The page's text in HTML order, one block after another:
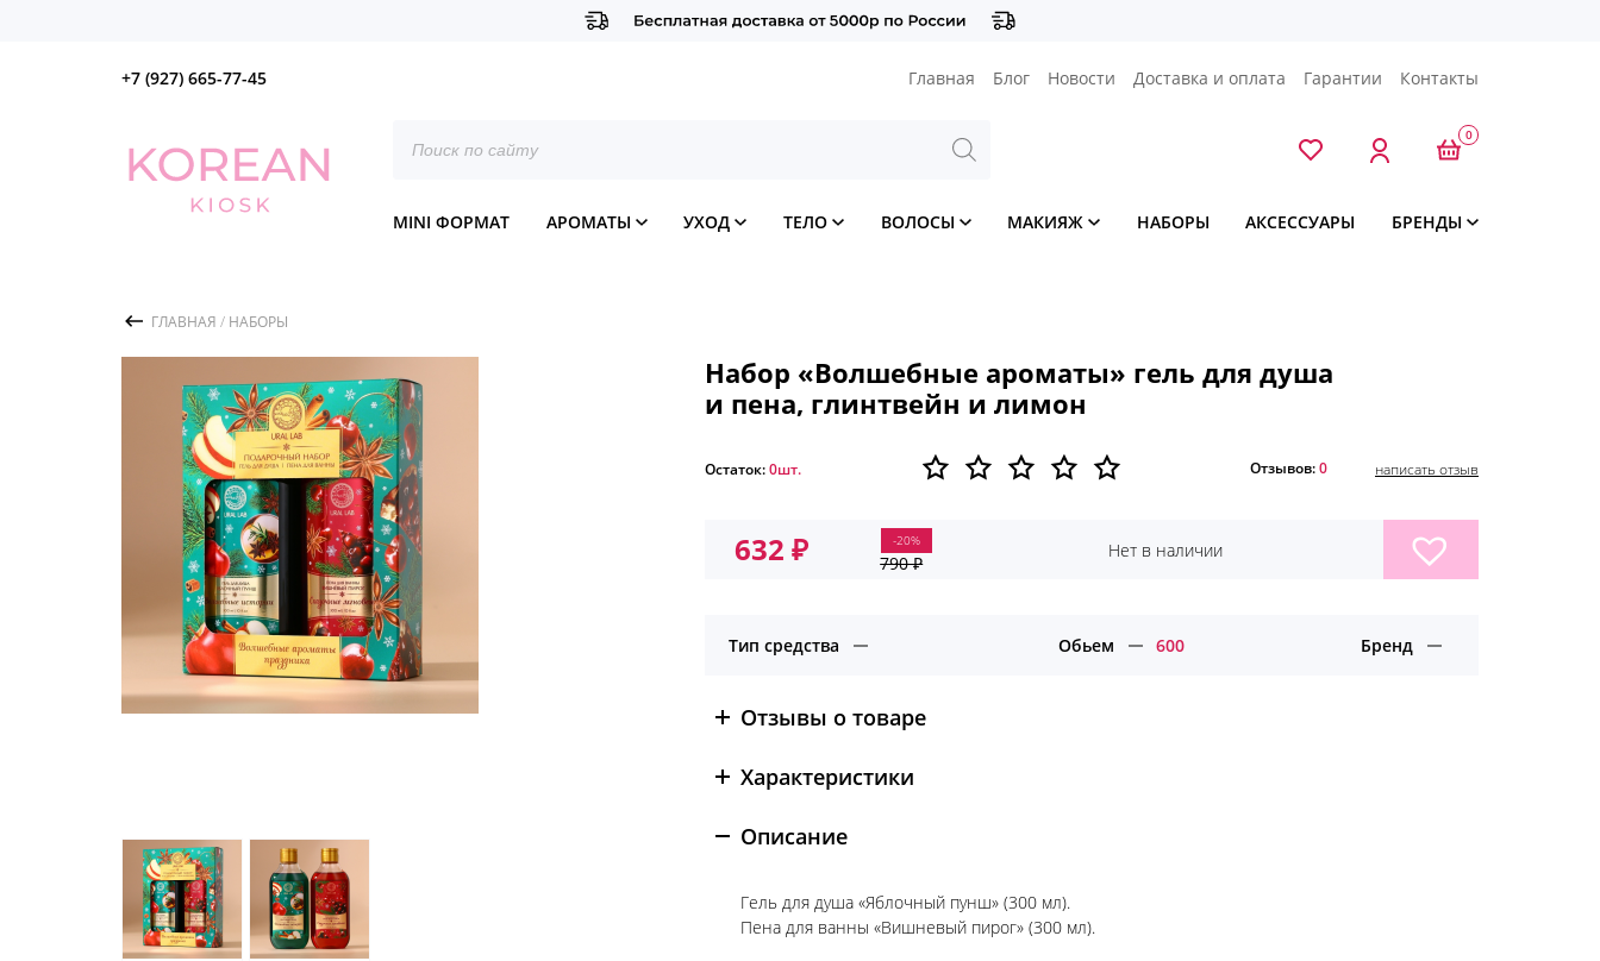
+7 (927) 665-77-45 Главная Блог Новости Доставка и оплата Гарантии Контакты
товаров 0
MINI ФОРМАТ АРОМАТЫ УХОД ТЕЛО ВОЛОСЫ МАКИЯЖ НАБОРЫ АКСЕССУАРЫ БРЕНДЫ
ГЛАВНАЯ / НАБОРЫ
Набор «Волшебные ароматы» гель для душа
и пена, глинтвейн и лимон
Остаток:0шт. Отзывов:0 написать отзыв
-20%
790₽
Первоначальная
790 ₽.
632₽
Текущая
Нет в наличии
Тип средства Обьем 600 Бренд
Отзывы о товаре
Характеристики
Описание
Гель для душа «Яблочный пунш» (300 мл).
Пена для ванны «Вишневый пирог» (300 мл).